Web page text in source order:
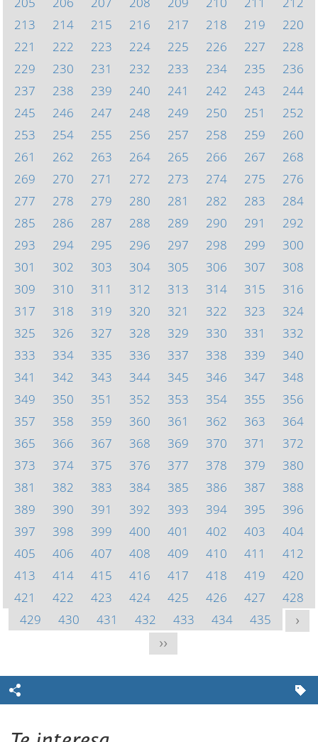
213
214 215 216 217 218 219
220
221
222 223 224 225 226 227
228
229
230 231 232 233 234 235
236
237
238 239 240 241 242 243
244
245
246 247 248 249 250 251
252
253
254 255 256 257 258 259
260
261
262 263 264 265 266 267
268
269
270 271 272 273 274 275
276
277
278 279 280 281 282 283
284
285
286 287 288 289 290 291
292
293
294 295 296 297 298 299
300
301
302 303 304 305 306 307
308
309
310 311 312 313 314 315
316
317
318 319 320 321 322 323
324
325
326 327 328 329 330 331
332
333
334 335 336 337 338 339
340
341
342 343 344 345 346 347
348
349
350 351 352 353 354 355
356
357
358 359 360 361 362 363
364
365
366 367 368 369 370 371
372
373
374 375 376 377 378 379
380
381
382 383 384 385 386 387
388
389
390 391 392 393 394 395
396
397
398 399 400 401 402 403
404
405
406 407 408 409 410 411
412
413
414 415 416 417 418 419
420
421
422 423 424 425 426 427
428
429
430 431 432 433 434 435
>
>>